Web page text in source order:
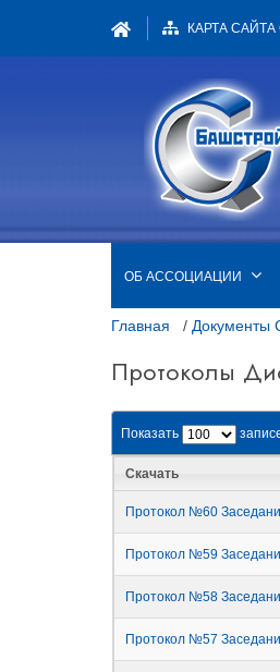
КАРТА
ОБ АССОЦИАЦИИ
Главная / Документы
Протоколы
Показать
Скачать
Протокол №60
Протокол №59
Протокол №58
Протокол №57